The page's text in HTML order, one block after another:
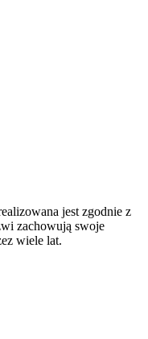
jest zgodnie z
zachowują swoje
wiele lat.